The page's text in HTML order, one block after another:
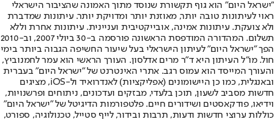
"ישראל היום" הוא גוף תקשורת שנוסד מתוך האמונה שהציבור הישראלי
ראוי לעיתונות טובה יותר, מאוזנת יותר ומדויקת יותר. עיתונות שמדברת
ולא צועקת. עיתונות אמינה, אובייקטיבית ועניינית. עיתונות אחרת וללא
תשלום. המהדורה המודפסת הראשונה פורסמה ב-30 ביולי 2007, וב-2010
הפך "ישראל היום" לעיתון הישראלי בעל שיעור החשיפה הגבוה ביותר בימי
חול. מו"ל העיתון היא ד"ר מרים אדלסון. העורך הראשי הוא עמר לחמנוביץ,
והעורך המייסד הוא עמוס רגב. אתרי האינטרנט של "ישראל היום" בעברית
ובאנגלית, כמו כן היישומונים (אפליקציות) לאנדרואיד ול-iOS, מציגים
חדשות מסביב לשעון, תוכן בלעדי, מבזקים ועדכונים, ניתוחים ופרשנויות,
וידיאו, פודקאסטים ושידורים חיים. פלטפורמות הדיגיטל של "ישראל היום"
כוללות ערוצי חדשות ודעות, תרבות ובידור, לייף סטייל, טכנולוגיה, ספורט,